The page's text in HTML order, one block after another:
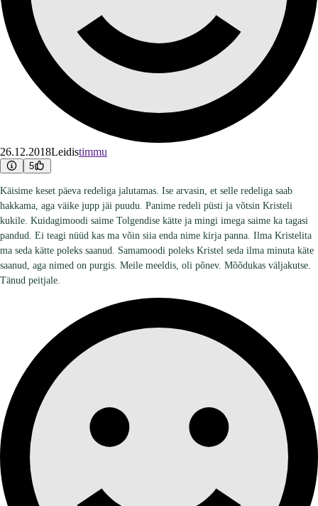
26.12.2018Leidistimmu
5
Käisime keset päeva redeliga jalutamas. Ise arvasin, et selle redeliga saab
hakkama, aga väike jupp jäi puudu. Panime redeli püsti ja võtsin Kristeli
kukile. Kuidagimoodi saime Tolgendise kätte ja mingi imega saime ka tagasi
pandud. Ei teagi nüüd kas ma võin siia enda nime kirja panna. Ilma Kristelita
ma seda kätte poleks saanud. Samamoodi poleks Kristel seda ilma minuta käte
saanud, aga nimed on purgis. Meile meeldis, oli põnev. Mõõdukas väljakutse.
Tänud peitjale.